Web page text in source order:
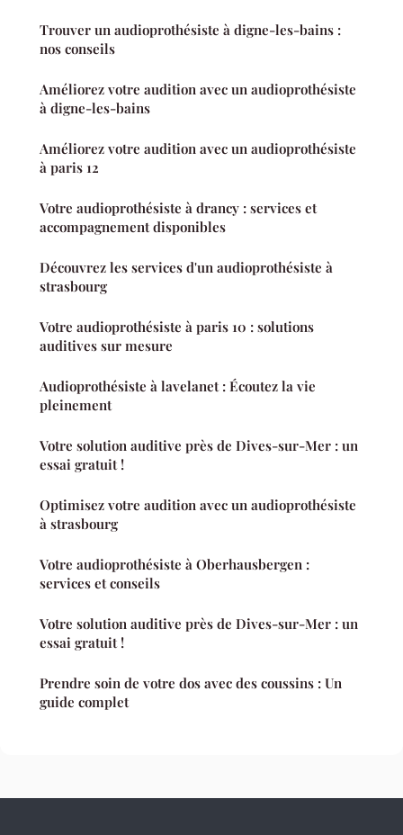
Trouver un audioprothésiste à digne-les-bains :
nos conseils
Améliorez votre audition avec un audioprothésiste
à digne-les-bains
Améliorez votre audition avec un audioprothésiste
à paris 12
Votre audioprothésiste à drancy : services et
accompagnement disponibles
Découvrez les services d'un audioprothésiste à
strasbourg
Votre audioprothésiste à paris 10 : solutions
auditives sur mesure
Audioprothésiste à lavelanet : Écoutez la vie
pleinement
Votre solution auditive près de Dives-sur-Mer : un
essai gratuit !
Optimisez votre audition avec un audioprothésiste
à strasbourg
Votre audioprothésiste à Oberhausbergen :
services et conseils
Votre solution auditive près de Dives-sur-Mer : un
essai gratuit !
Prendre soin de votre dos avec des coussins : Un
guide complet